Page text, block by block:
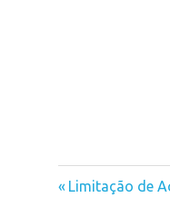
Previous
Limitação de